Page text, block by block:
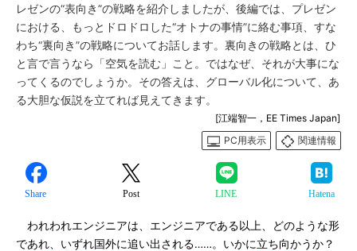
レゼンの“表向き”の戦略を紹介しましたが、後編では、プレゼン
における、もっとドロドロした“オトナの事情”に絡む事項、すな
わち“裏向き”の戦略についてお話します。裏向きの戦略とは、ひ
と言で言うなら「空気を読む」こと。ではなぜ、それが大事にな
ってくるのでしょうか。その答えは、グローバル化について、あ
る大胆な仮説を立てれば見えてきます。
[江端智一，EE Times Japan]
PC用表示
関連情報
Share Post LINE Hatena
われわれエンジニアは、エンジニアである以上、どのような形
であれ、いずれ国外に追い出される……。いかに立ち向かうか？